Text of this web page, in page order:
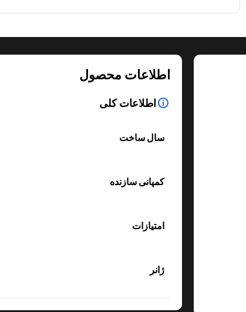
اطلاعات محصول
اطلاعات کلی
سال ساخت
کمپانی سازنده
امتیازات
ژانر